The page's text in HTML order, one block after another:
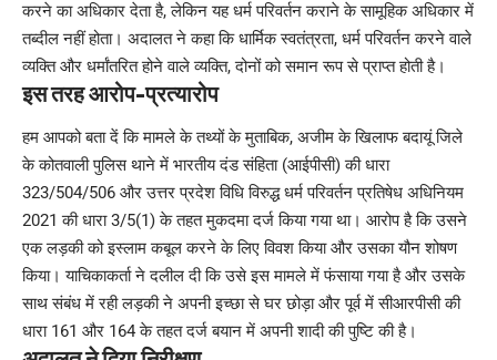
करने का अधिकार देता है, लेकिन यह धर्म परिवर्तन कराने के सामूहिक अधिकार में
तब्दील नहीं होता। अदालत ने कहा कि धार्मिक स्वतंत्रता, धर्म परिवर्तन करने वाले
व्यक्ति और धर्मांतरित होने वाले व्यक्ति, दोनों को समान रूप से प्राप्त होती है।
इस तरह आरोप-प्रत्यारोप
हम आपको बता दें कि मामले के तथ्यों के मुताबिक, अजीम के खिलाफ बदायूं जिले
के कोतवाली पुलिस थाने में भारतीय दंड संहिता (आईपीसी) की धारा
323/504/506 और उत्तर प्रदेश विधि विरुद्ध धर्म परिवर्तन प्रतिषेध अधिनियम
2021 की धारा 3/5(1) के तहत मुकदमा दर्ज किया गया था। आरोप है कि उसने
एक लड़की को इस्लाम कबूल करने के लिए विवश किया और उसका यौन शोषण
किया। याचिकाकर्ता ने दलील दी कि उसे इस मामले में फंसाया गया है और उसके
साथ संबंध में रही लड़की ने अपनी इच्छा से घर छोड़ा और पूर्व में सीआरपीसी की
धारा 161 और 164 के तहत दर्ज बयान में अपनी शादी की पुष्टि की है।